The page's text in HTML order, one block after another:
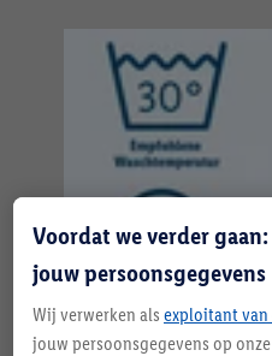
Voordat we verder
jouw persoonsgegevens
Wij verwerken als exploitant van
jouw persoonsgegevens op